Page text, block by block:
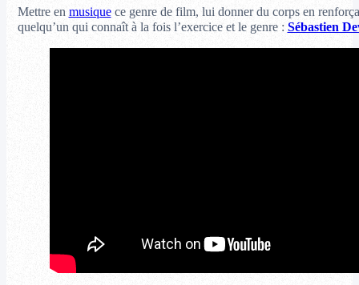
Mettre en musiquece genre de film, lui donner du corps en
quelqu’un qui connaît à la fois l’exercice et le genre : Sébastien